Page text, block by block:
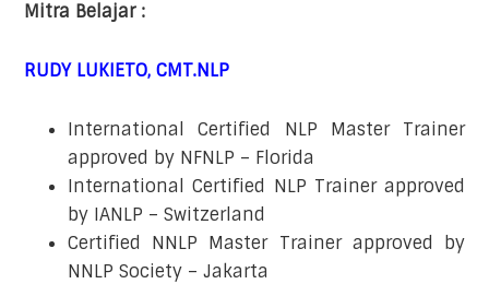
Mitra Belajar :
RUDY LUKIETO, CMT.NLP
International Certified NLP Master Trainer
approved by NFNLP – Florida
International Certified NLP Trainer approved
by IANLP – Switzerland
Certified NNLP Master Trainer approved by
NNLP Society – Jakarta